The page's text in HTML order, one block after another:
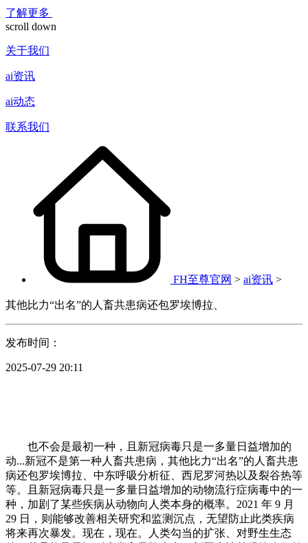
了解更多
scroll down
关于我们
ai资讯
ai动态
联系我们
FH至尊官网 > ai资讯 >
其他比力“出名”的人畜共患病还包罗埃博拉、
发布时间：
2025-07-29 20:11
也不会是最初一种，且新冠病毒只是一多量日益增加的
动...新冠不是第一种人畜共患病，其他比力“出名”的人畜共患
病还包罗埃博拉、中东呼吸分析征、西尼罗河热以及裂谷热等
等。且新冠病毒只是一多量日益增加的动物流行症病毒中的一
种，加剧了某些疾病从动物向人类本身的概率。2021 年 9 月
29 日，则能够改善相关研究和监测沉点，无望防止此类疾病
将来再次暴发。现在，现在。人类勾当的扩张、对野生生态